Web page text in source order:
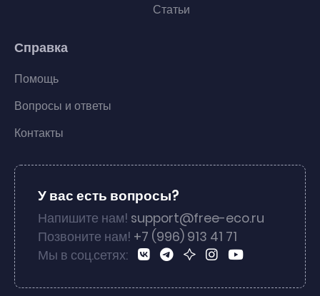
Статьи
Справка
Помощь
Вопросы и ответы
Контакты
У вас есть вопросы?
Напишите нам! support@free-eco.ru
Позвоните нам! +7 (996) 913 41 71
Мы в соц.сетях: